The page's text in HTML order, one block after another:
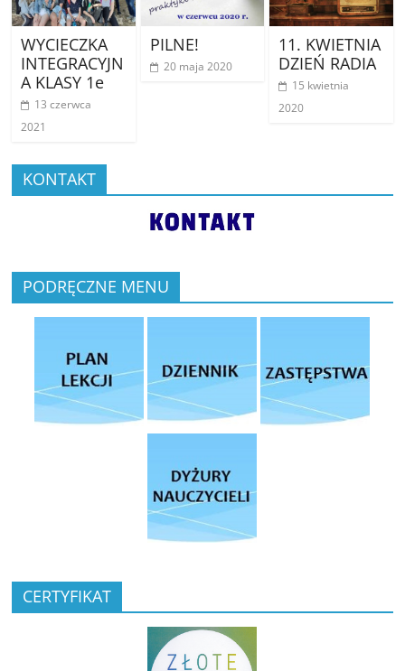
WYCIECZKA
INTEGRACYJN
A KLASY 1e
13 czerwca
2021
PILNE!
20 maja 2020
11. KWIETNIA
DZIEŃ RADIA
15 kwietnia
2020
KONTAKT
PODRĘCZNE MENU
CERTYFIKAT